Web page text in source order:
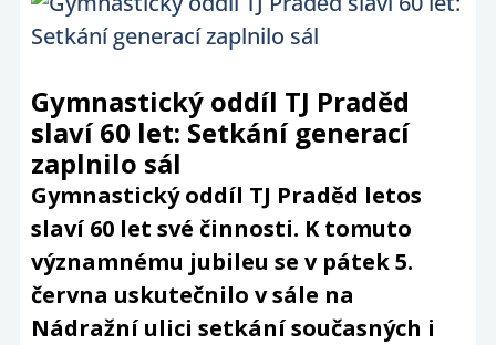
Gymnastický oddíl TJ Praděd
slaví 60 let: Setkání generací
zaplnilo sál
Gymnastický oddíl TJ Praděd letos
slaví 60 let své činnosti. K tomuto
významnému jubileu se v pátek 5.
června uskutečnilo v sále na
Nádražní ulici setkání současných i